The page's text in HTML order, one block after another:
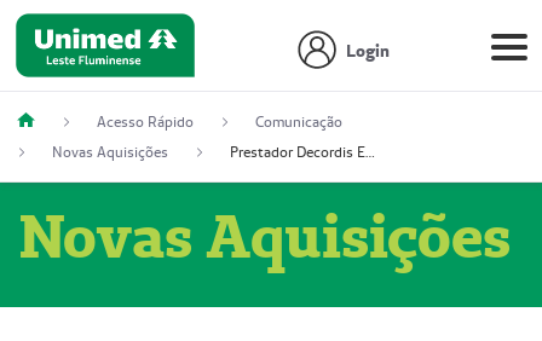
Login
Acesso Rápido
Comunicação
Novas Aquisições
Prestador Decordis Exames Cardiológicos LTDA (51004346-0)
Novas Aquisições